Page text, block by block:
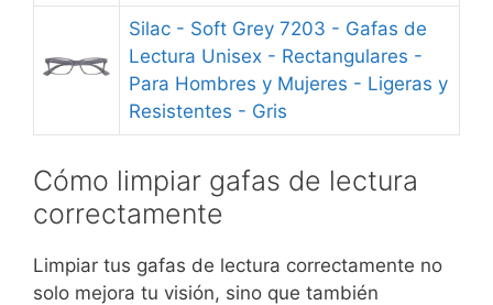
Silac - Soft Grey 7203 - Gafas de
Lectura Unisex - Rectangulares -
Para Hombres y Mujeres - Ligeras y
Resistentes - Gris
Cómo limpiar gafas de lectura
correctamente
Limpiar tus gafas de lectura correctamente no
solo mejora tu visión, sino que también